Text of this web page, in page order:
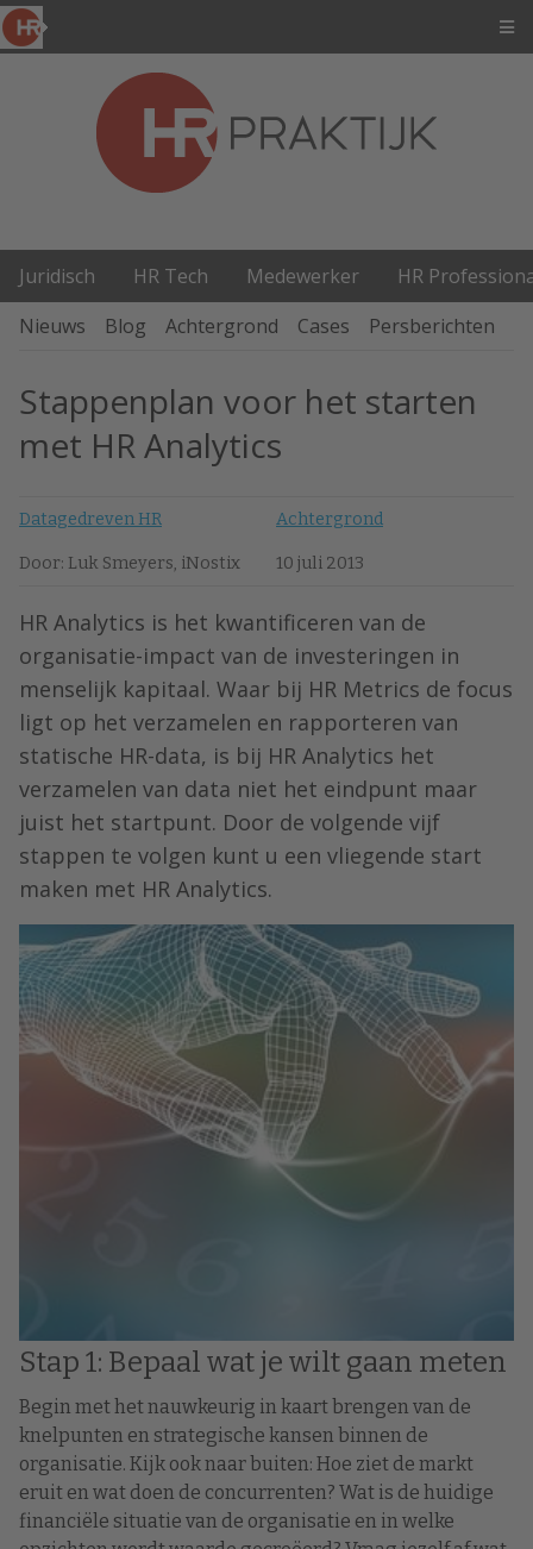
Juridisch HR Tech Medewerker
HR
Nieuws
Blog Achtergrond Cases Persberichten
Stappenplan voor het starten
met HR Analytics
Datagedreven HR Achtergrond
Door: Luk Smeyers, iNostix 10 juli 2013
HR Analytics is het kwantificeren van de
organisatie-impact van de investeringen in
menselijk kapitaal. Waar bij HR Metrics de focus
ligt op het verzamelen en rapporteren van
statische HR-data, is bij HR Analytics het
verzamelen van data niet het eindpunt maar
juist het startpunt. Door de volgende vijf
stappen te volgen kunt u een vliegende start
maken met HR Analytics.
Stap 1: Bepaal wat je wilt gaan meten
Begin met het nauwkeurig in kaart brengen van de
knelpunten en strategische kansen binnen de
organisatie. Kijk ook naar buiten: Hoe ziet de markt
eruit en wat doen de concurrenten? Wat is de huidige
financiële situatie van de organisatie en in welke